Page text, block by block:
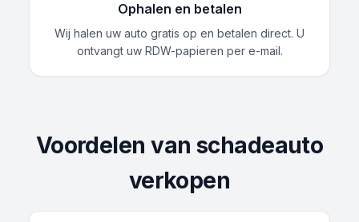
Ophalen en betalen
Wij halen uw auto gratis op en betalen direct. U
ontvangt uw RDW-papieren per e-mail.
Voordelen van schadeauto
verkopen